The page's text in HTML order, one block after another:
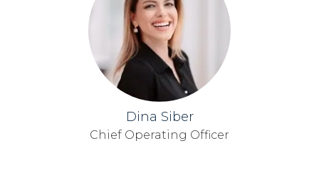
Dina Siber
Chief Operating Officer